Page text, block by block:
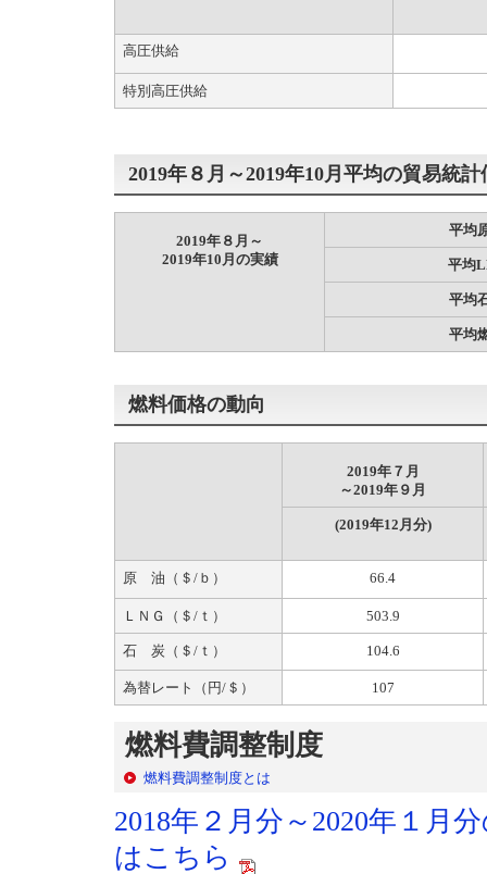
高圧供給
特別高圧供給
2019年８月～2019年10月平均の貿易統計
2019年８月～
2019年10月の実績
平均
平均
平均
平均
燃料価格の動向
2019年７月
～2019年９月
(2019年12月分)
原 油（＄/ｂ） 66.4
ＬＮＧ（＄/ｔ） 503.9
石 炭（＄/ｔ） 104.6
為替レート（円/＄） 107
燃料費調整制度
燃料費調整制度とは
2018年２月分～2020年１月
はこちら